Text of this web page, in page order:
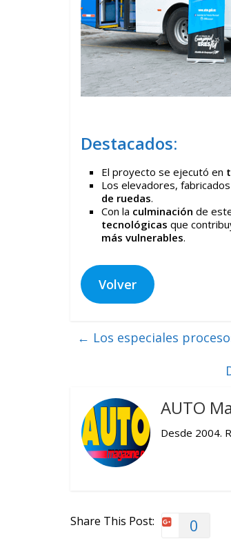
Destacados:
El proyecto se ejecutó en
Los elevadores,
de ruedas.
Con la culminación de
tecnológicas que
más vulnerables.
Volver
← Los especiales
AUTO
Desde 2004.
Share This Post: 0